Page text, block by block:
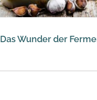
Das Wunder der